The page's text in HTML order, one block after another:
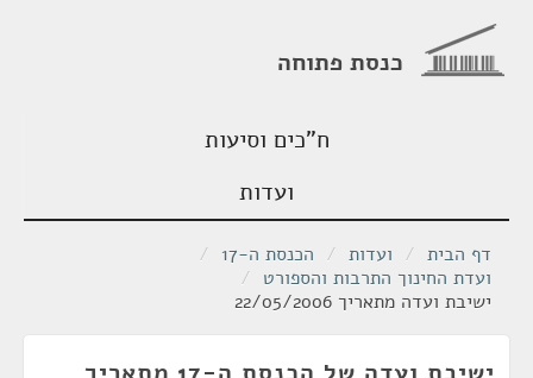
כנסת פתוחה
ח"כים וסיעות
ועדות
דף הבית / ועדות / הכנסת ה-17
/
ועדת החינוך התרבות והספורט /
ישיבת ועדה מתאריך 22/05/2006